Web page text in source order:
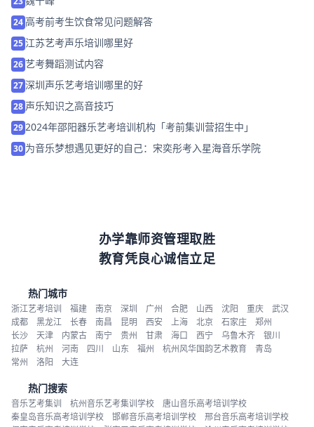
24高考前考生饮食常见问题解答
25江苏艺考声乐培训哪里好
26艺考舞蹈测试内容
27深圳声乐艺考培训哪里的好
28 声乐知识之高音技巧
29 2024年邵阳器乐艺考培训机构「考前集训营招生中」
30 为音乐梦想遇见更好的自己：宋奕彤考入星海音乐学院
办学靠师资管理取胜
教育凭良心诚信立足
热门城市
浙江艺考培训 福建 南京 深圳 广州 合肥 山西 沈阳 重庆
武汉
成都
黑龙江 长春 南昌 昆明 西安 上海 北京 石家庄
郑州
长沙
天津 内蒙古 南宁 贵州 甘肃 海口 西宁 乌鲁木齐
银川
拉萨
杭州 河南 四川 山东 福州 杭州风华国韵艺术教育
青岛
常州
洛阳 大连
热门搜索
音乐艺考集训 杭州音乐艺考集训学校
唐山音乐高考培训学校
秦皇岛音乐高考培训学校
邯郸音乐高考培训学校
邢台音乐高考培训学校